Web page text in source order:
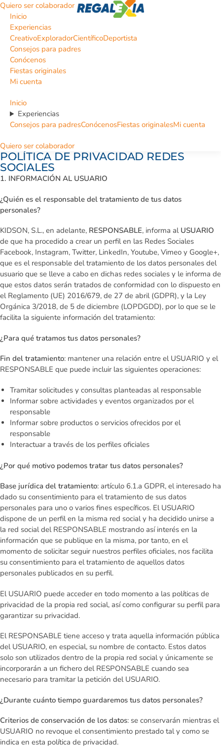
Quiero ser colaborador
Inicio
Experiencias
CreativoExploradorCientíficoDeportista
Consejos para padres
Conócenos
Fiestas originales
Mi cuenta
Inicio
Experiencias
Consejos para padresConócenosFiestas originalesMi cuenta
Quiero ser colaborador
POLÍTICA DE PRIVACIDAD REDES
SOCIALES
1. INFORMACIÓN AL USUARIO
¿Quién es el responsable del tratamiento de tus datos
personales?
KIDSON, S.L., en adelante, RESPONSABLE, informa al USUARIO
de que ha procedido a crear un perfil en las Redes Sociales
Facebook, Instagram, Twitter, LinkedIn, Youtube, Vimeo y Google+,
que es el responsable del tratamiento de los datos personales del
usuario que se lleve a cabo en dichas redes sociales y le informa de
que estos datos serán tratados de conformidad con lo dispuesto en
el Reglamento (UE) 2016/679, de 27 de abril (GDPR), y la Ley
Orgánica 3/2018, de 5 de diciembre (LOPDGDD), por lo que se le
facilita la siguiente información del tratamiento:
¿Para qué tratamos tus datos personales?
Fin del tratamiento: mantener una relación entre el USUARIO y el
RESPONSABLE que puede incluir las siguientes operaciones:
Tramitar solicitudes y consultas planteadas al responsable
Informar sobre actividades y eventos organizados por el
responsable
Informar sobre productos o servicios ofrecidos por el
responsable
Interactuar a través de los perfiles oficiales
¿Por qué motivo podemos tratar tus datos personales?
Base jurídica del tratamiento: artículo 6.1.a GDPR, el interesado ha
dado su consentimiento para el tratamiento de sus datos
personales para uno o varios fines específicos. El USUARIO
dispone de un perfil en la misma red social y ha decidido unirse a
la red social del RESPONSABLE mostrando así interés en la
información que se publique en la misma, por tanto, en el
momento de solicitar seguir nuestros perfiles oficiales, nos facilita
su consentimiento para el tratamiento de aquellos datos
personales publicados en su perfil.
El USUARIO puede acceder en todo momento a las políticas de
privacidad de la propia red social, así como configurar su perfil para
garantizar su privacidad.
El RESPONSABLE tiene acceso y trata aquella información pública
del USUARIO, en especial, su nombre de contacto. Estos datos
solo son utilizados dentro de la propia red social y únicamente se
incorporarán a un fichero del RESPONSABLE cuando sea
necesario para tramitar la petición del USUARIO.
¿Durante cuánto tiempo guardaremos tus datos personales?
Criterios de conservación de los datos: se conservarán mientras el
USUARIO no revoque el consentimiento prestado tal y como se
indica en esta política de privacidad.